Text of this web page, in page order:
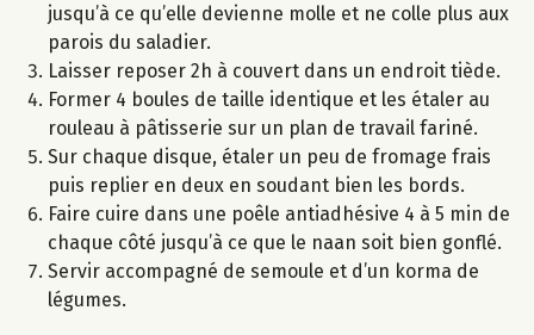
jusqu’à ce qu’elle devienne molle et ne colle plus aux
parois du saladier.
Laisser reposer 2h à couvert dans un endroit tiède.
Former 4 boules de taille identique et les étaler au
rouleau à pâtisserie sur un plan de travail fariné.
Sur chaque disque, étaler un peu de fromage frais
puis replier en deux en soudant bien les bords.
Faire cuire dans une poêle antiadhésive 4 à 5 min de
chaque côté jusqu’à ce que le naan soit bien gonflé.
Servir accompagné de semoule et d’un korma de
légumes.